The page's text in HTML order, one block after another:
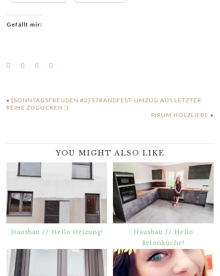
Gefällt mir:
« [SONNTAGSFREUDEN #2] STRANDFEST-UMZUG AUS LETZTER
REIHE ZUGUCKEN ;)
PIRUM HOLZLIEBE »
YOU MIGHT ALSO LIKE
Hausbau // Hello Heizung!
Hausbau // Hello
Betonküche!